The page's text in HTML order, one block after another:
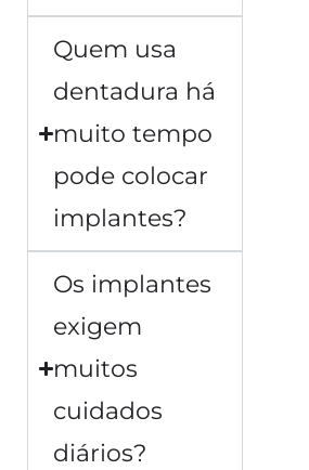
Quem usa
dentadura há
muito tempo
pode colocar
implantes?
Os implantes
exigem
muitos
cuidados
diários?